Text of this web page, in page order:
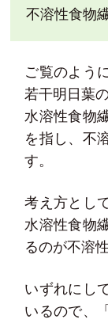
不溶性食物
ご覧のよう
若干明日葉
水溶性食物
を指し、不
す。
考え方とし
水溶性食物
るのが不溶
いずれにし
いるので、